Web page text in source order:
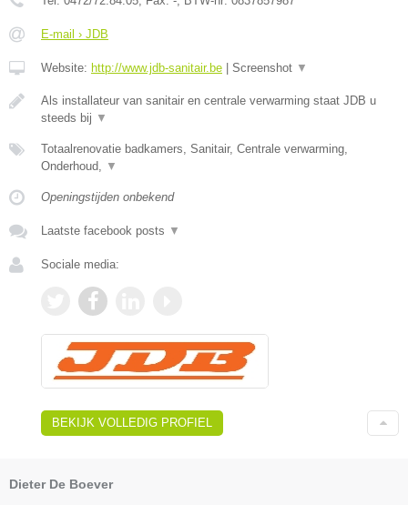
E-mail › JDB
Website: http://www.jdb-sanitair.be Screenshot ▼
Als installateur van sanitair en centrale verwarming staat JDB u
steeds bij ▼
Totaalrenovatie badkamers, Sanitair, Centrale verwarming,
Onderhoud, ▼
Openingstijden onbekend
Laatste facebook posts ▼
Sociale media:
BEKIJK VOLLEDIG PROFIEL
Dieter De Boever